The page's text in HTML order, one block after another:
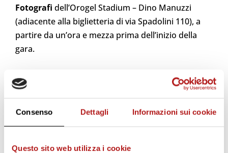
Consenso Dettagli Informazioni sui cookie
Questo sito web utilizza i cookie
Fotografi dell’Orogel Stadium – Dino Manuzzi
(adiacente alla biglietteria di via Spadolini 110), a
partire da un’ora e mezza prima dell’inizio della
gara.
STAGIONE 2026/27